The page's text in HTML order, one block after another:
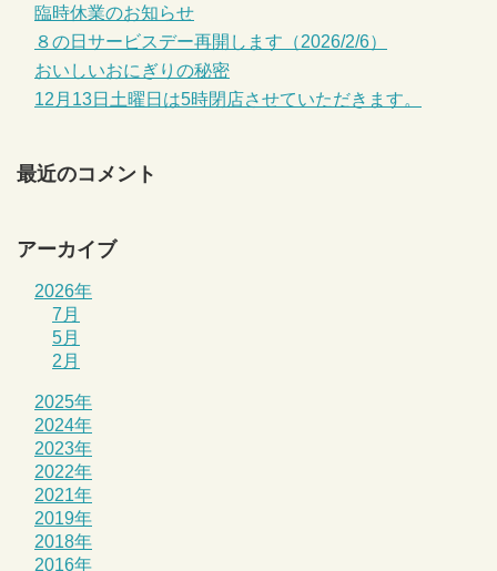
臨時休業のお知らせ
８の日サービスデー再開します（2026/2/6）
おいしいおにぎりの秘密
12月13日土曜日は5時閉店させていただきます。
最近のコメント
アーカイブ
2026年
7月
5月
2月
2025年
2024年
2023年
2022年
2021年
2019年
2018年
2016年